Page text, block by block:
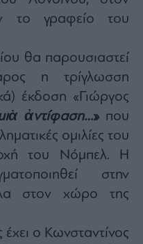
το γραφείο του
θα παρουσιαστεί
η τρίγλωσση
έκδοση «Γιώργος
ἀντίφαση…»που
ομιλίες του
του Νόμπελ. Η
στην
στον χώρο της
έχει ο Κωνσταντίνος